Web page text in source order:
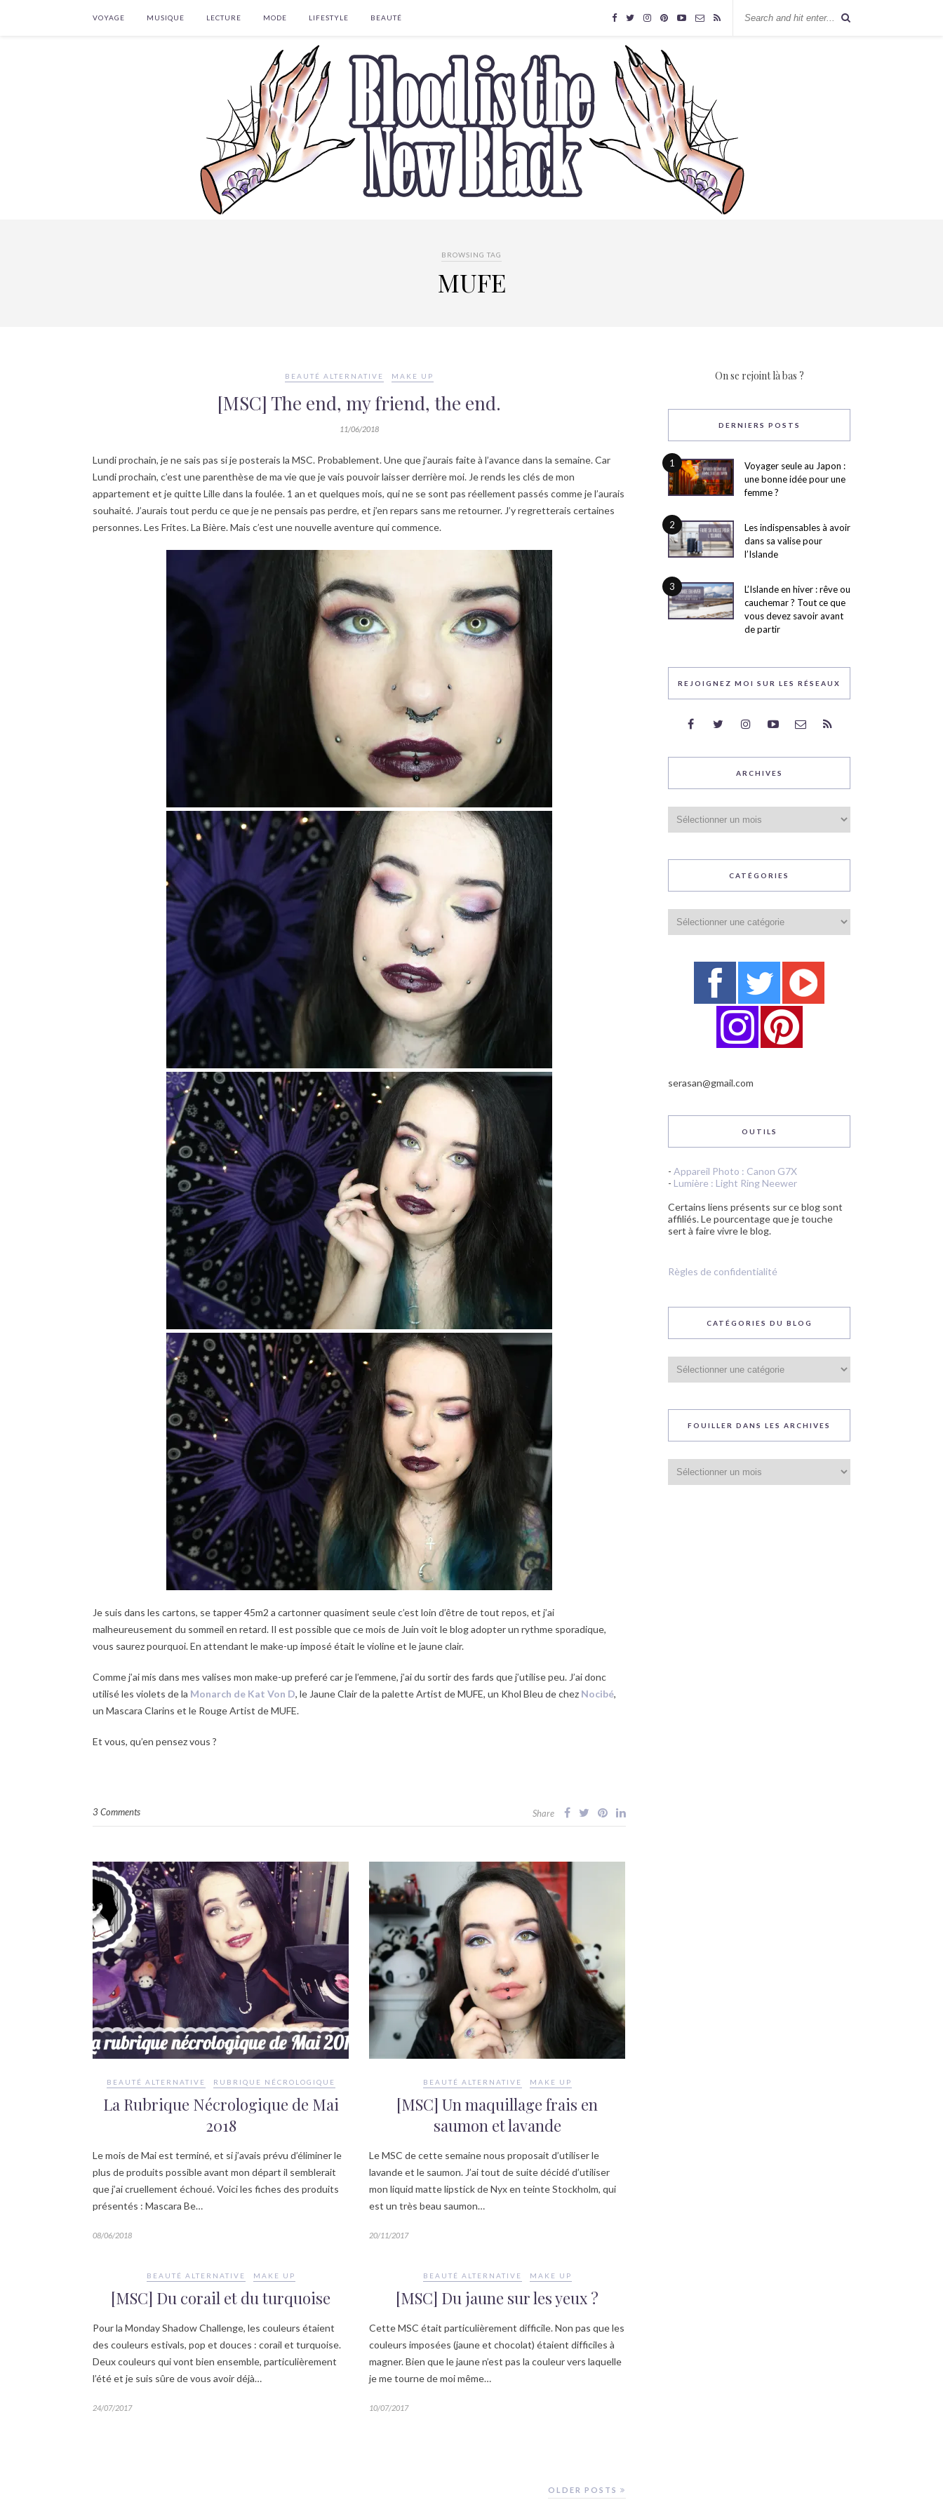
VOYAGE MUSIQUE LECTURE MODE LIFESTYLE BEAUTÉ
BROWSING TAG
MUFE
BEAUTÉ ALTERNATIVE MAKE UP
[MSC] The end, my friend, the end.
11/06/2018
Lundi prochain, je ne sais pas si je posterais la MSC. Probablement. Une que j’aurais faite à l’avance dans la semaine. Car
Lundi prochain, c’est une parenthèse de ma vie que je vais pouvoir laisser derrière moi. Je rends les clés de mon
appartement et je quitte Lille dans la foulée. 1 an et quelques mois, qui ne se sont pas réellement passés comme je l’aurais
souhaité. J’aurais tout perdu ce que je ne pensais pas perdre, et j’en repars sans me retourner. J’y regretterais certaines
personnes. Les Frites. La Bière. Mais c’est une nouvelle aventure qui commence.
Je suis dans les cartons, se tapper 45m2 a cartonner quasiment seule c’est loin d’être de tout repos, et j’ai
malheureusement du sommeil en retard. Il est possible que ce mois de Juin voit le blog adopter un rythme sporadique,
vous saurez pourquoi. En attendant le make-up imposé était le violine et le jaune clair.
Comme j’ai mis dans mes valises mon make-up preferé car je l’emmene, j’ai du sortir des fards que j’utilise peu. J’ai donc
utilisé les violets de la Monarch de Kat Von D, le Jaune Clair de la palette Artist de MUFE, un Khol Bleu de chez Nocibé,
un Mascara Clarins et le Rouge Artist de MUFE.
Et vous, qu’en pensez vous ?
3 Comments Share
BEAUTÉ ALTERNATIVE RUBRIQUE NÉCROLOGIQUE
La Rubrique Nécrologique de Mai
2018
Le mois de Mai est terminé, et si j’avais prévu d’éliminer le
plus de produits possible avant mon départ il semblerait
que j’ai cruellement échoué. Voici les fiches des produits
présentés : Mascara Be…
08/06/2018
BEAUTÉ ALTERNATIVE MAKE UP
[MSC] Un maquillage frais en
saumon et lavande
Le MSC de cette semaine nous proposait d’utiliser le
lavande et le saumon. J’ai tout de suite décidé d’utiliser
mon liquid matte lipstick de Nyx en teinte Stockholm, qui
est un très beau saumon…
20/11/2017
BEAUTÉ ALTERNATIVE MAKE UP
[MSC] Du corail et du turquoise
Pour la Monday Shadow Challenge, les couleurs étaient
des couleurs estivals, pop et douces : corail et turquoise.
Deux couleurs qui vont bien ensemble, particulièrement
l’été et je suis sûre de vous avoir déjà…
24/07/2017
BEAUTÉ ALTERNATIVE MAKE UP
[MSC] Du jaune sur les yeux ?
Cette MSC était particulièrement difficile. Non pas que les
couleurs imposées (jaune et chocolat) étaient difficiles à
magner. Bien que le jaune n’est pas la couleur vers laquelle
je me tourne de moi même…
10/07/2017
OLDER POSTS
On se rejoint là bas ?
DERNIERS POSTS
1
Voyager seule au Japon :
une bonne idée pour une
femme ?
2
Les indispensables à avoir
dans sa valise pour
l’Islande
3
L’Islande en hiver : rêve ou
cauchemar ? Tout ce que
vous devez savoir avant
de partir
REJOIGNEZ MOI SUR LES RÉSEAUX
ARCHIVES
CATÉGORIES
serasan@gmail.com
OUTILS
- Appareil Photo : Canon G7X
- Lumière : Light Ring Neewer
Certains liens présents sur ce blog sont
affiliés. Le pourcentage que je touche
sert à faire vivre le blog.
Règles de confidentialité
CATÉGORIES DU BLOG
du
blog
FOUILLER DANS LES ARCHIVES
dans
les